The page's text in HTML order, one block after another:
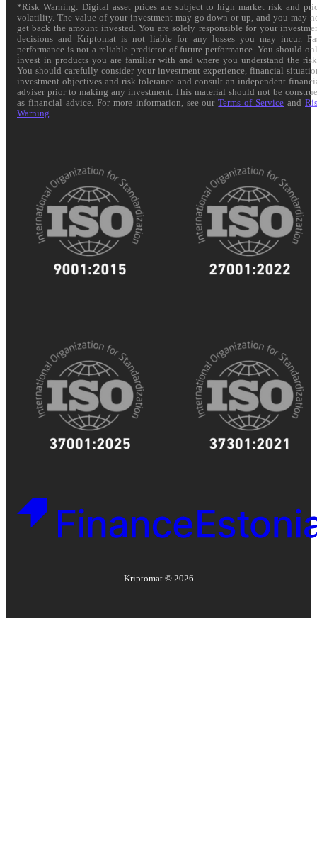
*Risk Warning: Digital asset prices are subject to high market risk and
volatility. The value of your investment may go down or up, and you may
get back the amount invested. You are solely responsible for your
decisions and Kriptomat is not liable for any losses you may incur.
performance is not a reliable predictor of future performance. You should
invest in products you are familiar with and where you understand the
You should carefully consider your investment experience, financial
investment objectives and risk tolerance and consult an independent
adviser prior to making any investment. This material should not be
as financial advice. For more information, see ourTerms of Service and
Warning
Kriptomat © 2026